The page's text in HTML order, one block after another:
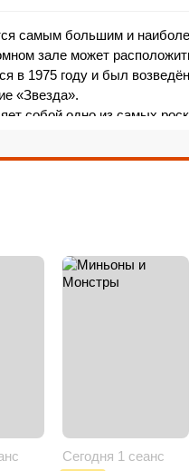
самым большим и
зале может
в 1975 году и был
«Звезда».
собой одно из самых
в «Октябре»
Сегодня 1 сеанс